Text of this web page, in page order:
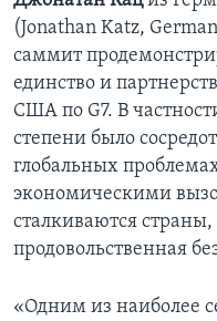
(Jonathan Katz,
саммит
единство и
США по G7. В
степени было
глобальных
экономическими
сталкиваются
продовольственная
«Одним из наиболее